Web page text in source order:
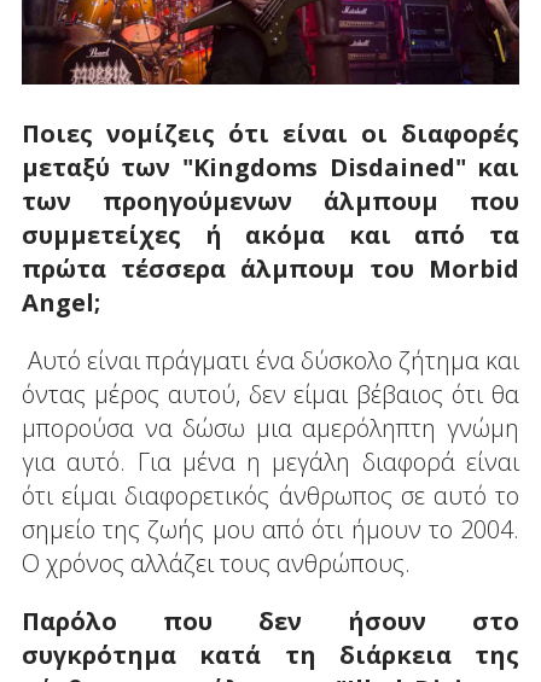
Ποιες νομίζεις ότι είναι οι διαφορές
μεταξύ των "Kingdoms Disdained" και
των προηγούμενων άλμπουμ που
συμμετείχες ή ακόμα και από τα
πρώτα τέσσερα άλμπουμ του Morbid
Angel;
Αυτό είναι πράγματι ένα δύσκολο ζήτημα και
όντας μέρος αυτού, δεν είμαι βέβαιος ότι θα
μπορούσα να δώσω μια αμερόληπτη γνώμη
για αυτό. Για μένα η μεγάλη διαφορά είναι
ότι είμαι διαφορετικός άνθρωπος σε αυτό το
σημείο της ζωής μου από ότι ήμουν το 2004.
Ο χρόνος αλλάζει τους ανθρώπους.
Παρόλο που δεν ήσουν στο
συγκρότημα κατά τη διάρκεια της